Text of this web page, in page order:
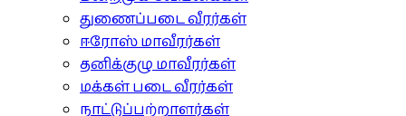
துணைப்படை வீரர்கள்
ஈரோஸ் மாவீரர்கள்
தனிக்குழு மாவீரர்கள்
மக்கள் படை வீரர்கள்
நாட்டுப்பற்றாளர்கள்